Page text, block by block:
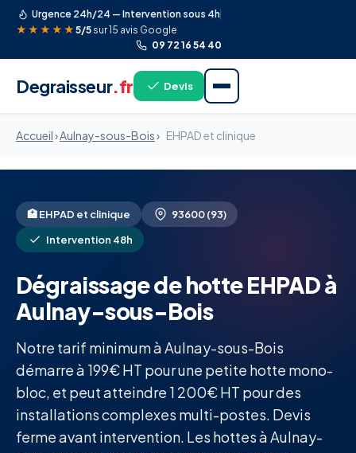
Urgence 24h/24 — Intervention sous 4h
★★★★★ 5/5 sur 15 avis Google
09 72 16 54 40
Degraisseur.fr Devis
Accueil›Aulnay-sous-Bois› EHPAD et clinique
🏥 EHPAD et clinique
93600 (93)
Intervention 48h
Dégraissage de hotte EHPAD à
Aulnay-sous-Bois
Notre tarif minimum à Aulnay-sous-Bois
démarre à 199€ HT pour une petite hotte mono-
bloc, et peut atteindre 1 200€ HT pour des
installations complexes multi-postes. Devis
ferme avant intervention. Les hottes à Aulnay-